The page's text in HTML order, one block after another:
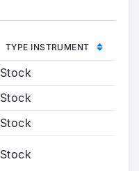
TYPE INSTRUMENT
Stock
Stock
Stock
Stock